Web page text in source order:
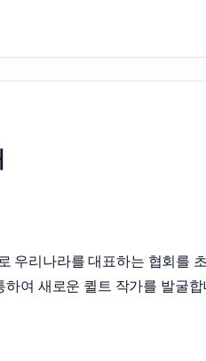
우리나라를 대표하는 협회를
여 새로운 퀼트 작가를 발굴합